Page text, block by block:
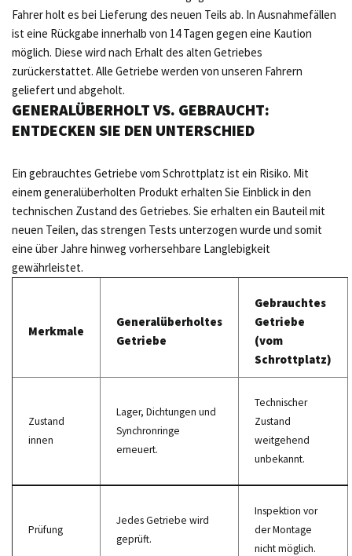
Fahrer holt es bei Lieferung des neuen Teils ab. In Ausnahmefällen
ist eine Rückgabe innerhalb von 14 Tagen gegen eine Kaution
möglich. Diese wird nach Erhalt des alten Getriebes
zurückerstattet. Alle Getriebe werden von unseren Fahrern
geliefert und abgeholt.
GENERALÜBERHOLT VS. GEBRAUCHT:
ENTDECKEN SIE DEN UNTERSCHIED
Ein gebrauchtes Getriebe vom Schrottplatz ist ein Risiko. Mit
einem generalüberholten Produkt erhalten Sie Einblick in den
technischen Zustand des Getriebes. Sie erhalten ein Bauteil mit
neuen Teilen, das strengen Tests unterzogen wurde und somit
eine über Jahre hinweg vorhersehbare Langlebigkeit
gewährleistet.
Merkmale
Generalüberholtes
Getriebe
Gebrauchtes
Getriebe
(vom
Schrottplatz)
Zustand
innen
Lager, Dichtungen und
Synchronringe
erneuert.
Technischer
Zustand
weitgehend
unbekannt.
Prüfung
Jedes Getriebe wird
geprüft.
Inspektion vor
der Montage
nicht möglich.